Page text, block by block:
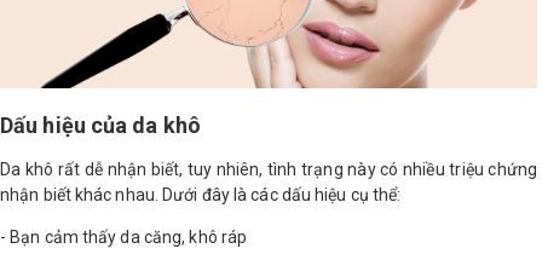
Dấu hiệu của da khô
Da khô rất dễ nhận biết, tuy nhiên, tình trạng này có nhiều triệu chứng
nhận biết khác nhau. Dưới đây là các dấu hiệu cụ thể:
- Bạn cảm thấy da căng, khô ráp